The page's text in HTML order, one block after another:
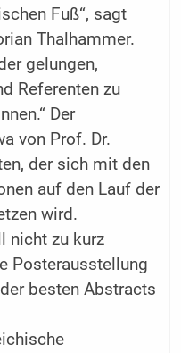
Fuß“, sagt
Thalhammer.
gelungen,
Referenten zu
Der
von Prof. Dr.
der sich mit den
auf den Lauf der
wird.
nicht zu kurz
Posterausstellung
besten Abstracts